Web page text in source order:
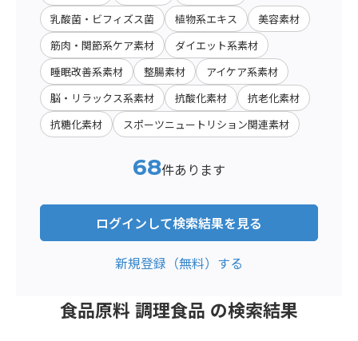
乳酸菌・ビフィズス菌 植物系エキス 美容素材
筋肉・関節系ケア素材 ダイエット系素材
睡眠改善系素材 整腸素材 アイケア系素材
脳・リラックス系素材 抗酸化素材 抗老化素材
抗糖化素材 スポーツニュートリション関連素材
68件あります
ログインして検索結果を見る
新規登録（無料）する
食品原料 調理食品 の検索結果